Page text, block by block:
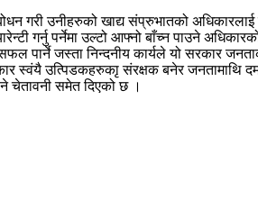
गरी उनीहरुको खाद्य संप्रुभातको
गर्नु पर्नेमा उल्टो आफ्नो बाँच्न पाउने
पार्ने जस्ता निन्दनीय कार्यले यो सरकार
स्वंयै उत्पिडकहरुकाृ संरक्षक बनेर
चेतावनी समेत दिएको छ ।